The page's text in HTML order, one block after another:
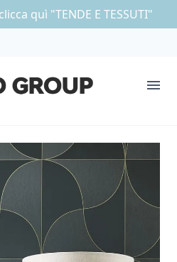
quì "TENDE E TESSUTI"